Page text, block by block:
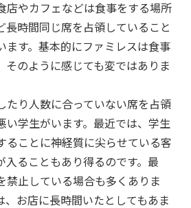
店やカフェなどは食事をする場所
長時間同じ席を占領していること
ます。基本的にファミレスは食事
そのように感じても変ではありま
たり人数に合っていない席を占領
い学生がいます。最近では、学生
ることに神経質に尖らせている客
入ることもあり得るのです。最
禁止している場合も多くありま
、お店に長時間いたとしてもあま